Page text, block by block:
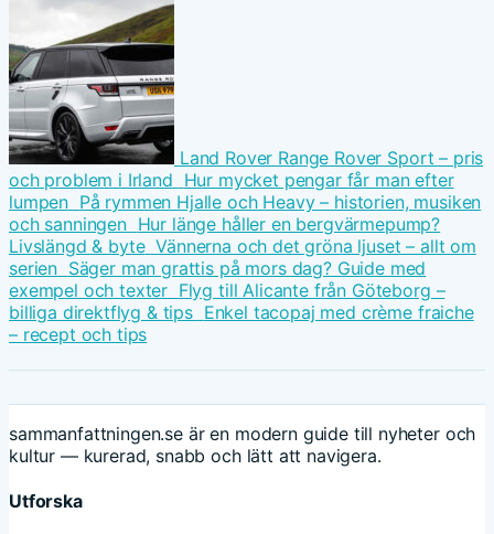
Land Rover Range Rover Sport – pris
och problem i Irland Hur mycket pengar får man efter
lumpen På rymmen Hjalle och Heavy – historien, musiken
och sanningen Hur länge håller en bergvärmepump?
Livslängd & byte Vännerna och det gröna ljuset – allt om
serien Säger man grattis på mors dag? Guide med
exempel och texter Flyg till Alicante från Göteborg –
billiga direktflyg & tips Enkel tacopaj med crème fraiche
– recept och tips
sammanfattningen.se är en modern guide till nyheter och
kultur — kurerad, snabb och lätt att navigera.
Utforska